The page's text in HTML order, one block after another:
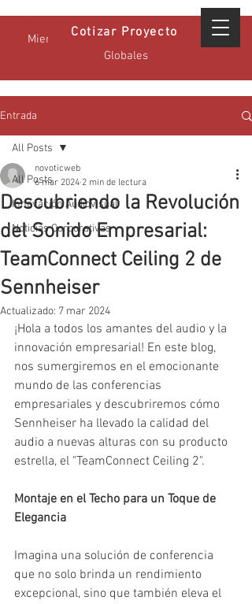
Miembro Certificado GPA - Estándares
Globales
Cotizar Proyecto
Entrada
All Posts
Innovación Audiovisual
Noticias Corporativas
All Posts
Descubriendo la Revolución
del Sonido Empresarial:
TeamConnect Ceiling 2 de
Sennheiser
novoticweb
6 mar 2024 2 min de lectura
Actualizado: 7 mar 2024
¡Hola a todos los amantes del audio y la
innovación empresarial! En este blog,
nos sumergiremos en el emocionante
mundo de las conferencias
empresariales y descubriremos cómo
Sennheiser ha llevado la calidad del
audio a nuevas alturas con su producto
estrella, el "TeamConnect Ceiling 2".
Montaje en el Techo para un Toque de
Elegancia
Imagina una solución de conferencia
que no solo brinda un rendimiento
excepcional, sino que también eleva el